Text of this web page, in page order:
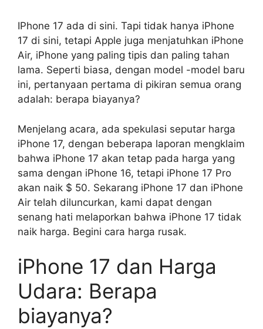
IPhone 17 ada di sini. Tapi tidak hanya iPhone
17 di sini, tetapi Apple juga menjatuhkan iPhone
Air, iPhone yang paling tipis dan paling tahan
lama. Seperti biasa, dengan model -model baru
ini, pertanyaan pertama di pikiran semua orang
adalah: berapa biayanya?
Menjelang acara, ada spekulasi seputar harga
iPhone 17, dengan beberapa laporan mengklaim
bahwa iPhone 17 akan tetap pada harga yang
sama dengan iPhone 16, tetapi iPhone 17 Pro
akan naik $ 50. Sekarang iPhone 17 dan iPhone
Air telah diluncurkan, kami dapat dengan
senang hati melaporkan bahwa iPhone 17 tidak
naik harga. Begini cara harga rusak.
iPhone 17 dan Harga
Udara: Berapa
biayanya?